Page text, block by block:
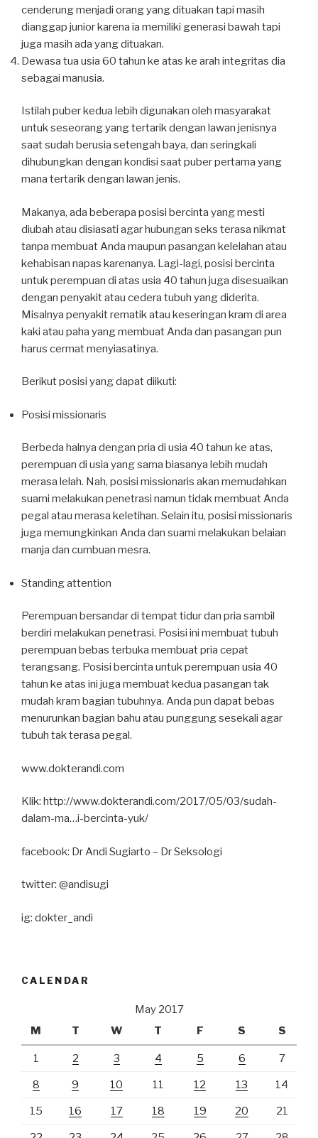
cenderung menjadi orang yang dituakan tapi masih
dianggap junior karena ia memiliki generasi bawah tapi
juga masih ada yang dituakan.
Dewasa tua usia 60 tahun ke atas ke arah integritas dia
sebagai manusia.
Istilah puber kedua lebih digunakan oleh masyarakat
untuk seseorang yang tertarik dengan lawan jenisnya
saat sudah berusia setengah baya, dan seringkali
dihubungkan dengan kondisi saat puber pertama yang
mana tertarik dengan lawan jenis.
Makanya, ada beberapa posisi bercinta yang mesti
diubah atau disiasati agar hubungan seks terasa nikmat
tanpa membuat Anda maupun pasangan kelelahan atau
kehabisan napas karenanya. Lagi-lagi, posisi bercinta
untuk perempuan di atas usia 40 tahun juga disesuaikan
dengan penyakit atau cedera tubuh yang diderita.
Misalnya penyakit rematik atau keseringan kram di area
kaki atau paha yang membuat Anda dan pasangan pun
harus cermat menyiasatinya.
Berikut posisi yang dapat diikuti:
Posisi missionaris
Berbeda halnya dengan pria di usia 40 tahun ke atas,
perempuan di usia yang sama biasanya lebih mudah
merasa lelah. Nah, posisi missionaris akan memudahkan
suami melakukan penetrasi namun tidak membuat Anda
pegal atau merasa keletihan. Selain itu, posisi missionaris
juga memungkinkan Anda dan suami melakukan belaian
manja dan cumbuan mesra.
Standing attention
Perempuan bersandar di tempat tidur dan pria sambil
berdiri melakukan penetrasi. Posisi ini membuat tubuh
perempuan bebas terbuka membuat pria cepat
terangsang. Posisi bercinta untuk perempuan usia 40
tahun ke atas ini juga membuat kedua pasangan tak
mudah kram bagian tubuhnya. Anda pun dapat bebas
menurunkan bagian bahu atau punggung sesekali agar
tubuh tak terasa pegal.
www.dokterandi.com
Klik: http://www.dokterandi.com/2017/05/03/sudah-
dalam-ma…i-bercinta-yuk/
facebook: Dr Andi Sugiarto – Dr Seksologi
twitter: @andisugi
ig: dokter_andi
CALENDAR
May 2017
M
T W T F S S
1 2 3 4 5 6 7
8 9 10 11 12 13 14
15 16 17 18 19 20 21